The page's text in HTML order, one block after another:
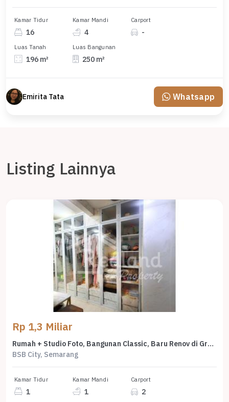
Kamar Tidur
16
Kamar Mandi
4
Carport
-
Luas Tanah
196 m²
Luas Bangunan
250 m²
Emirita Tata Whatsapp
Listing Lainnya
Rp 1,3 Miliar
Rumah + Studio Foto, Bangunan Classic, Baru Renov di Graha Taman Pelangi, Bsb, Me 7666
BSB City, Semarang
Kamar Tidur
1
Kamar Mandi
1
Carport
2